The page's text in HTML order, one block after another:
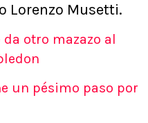
Lorenzo Musetti.
da otro mazazo al
un pésimo paso por